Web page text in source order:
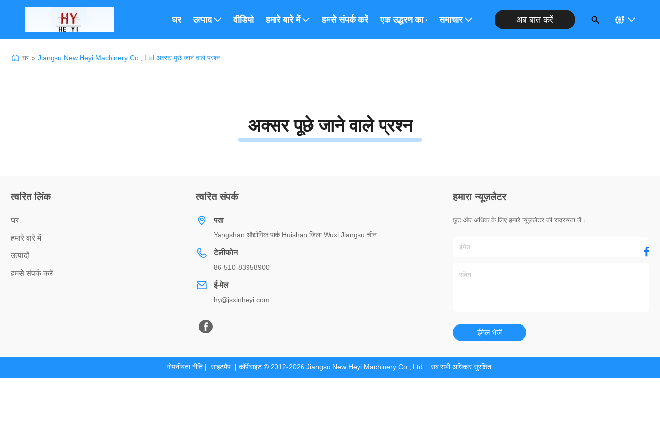
घर उत्पाद वीडियो हमारे बारे में हमसे संपर्क करें एक उद्धरण का अनुरोध करें
समाचार अब बात करें
घर > Jiangsu New Heyi Machinery Co., Ltd अक्सर पूछे जाने वाले प्रश्न
अक्सर पूछे जाने वाले प्रश्न
त्वरित लिंक
घर
हमारे बारे में
उत्पादों
हमसे संपर्क करें
त्वरित संपर्क
पता
Yangshan औद्योगिक पार्क Huishan जिला Wuxi Jiangsu चीन
टेलीफोन
86-510-83958900
ई-मेल
hy@jsxinheyi.com
हमारा न्यूज़लैटर
छूट और अधिक के लिए हमारे न्यूज़लेटर की सदस्यता लें।
ईमेल भेजें
गोपनीयता नीति | साइटमैप | कॉपीराइट © 2012-2026 Jiangsu New Heyi Machinery Co., Ltd. . सब सभी अधिकार सुरक्षित.